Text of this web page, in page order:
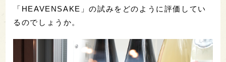
「HEAVENSAKE」の試みをどのように評価してい
るのでしょうか。